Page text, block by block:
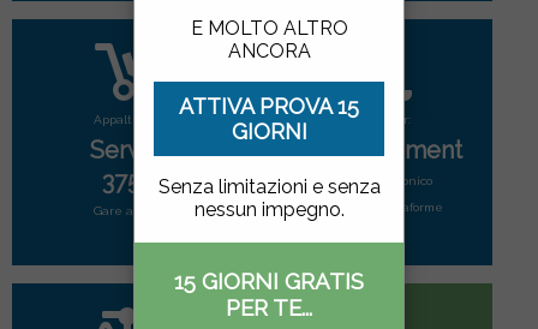
E MOLTO ALTRO
ANCORA
ATTIVA PROVA 15
GIORNI
Senza limitazioni e senza
nessun impegno.
15 GIORNI GRATIS
PER TE...
Appalti per:
Servizi
3752
Gare attive
Appalti per:
E-Procurement
Mercato elettonico
di tutte le piattaforme